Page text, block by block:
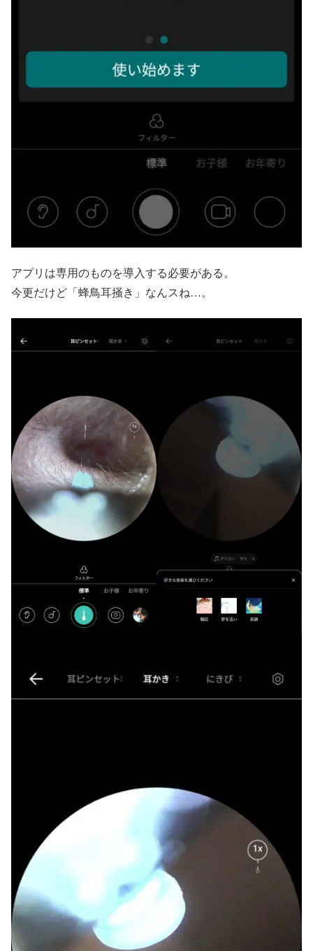
アプリは専用のものを導入する必要がある。
今更だけど「蜂鳥耳掻き」なんスね…。